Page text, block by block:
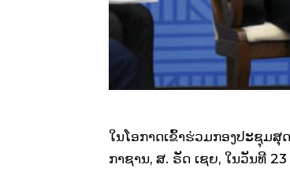
ໃນໂອກາດເຂົ້າຮ່ວມກອງປະຊຸມສຸ
ກາຊານ, ສ. ຣັດ ເຊຍ, ໃນວັນທີ